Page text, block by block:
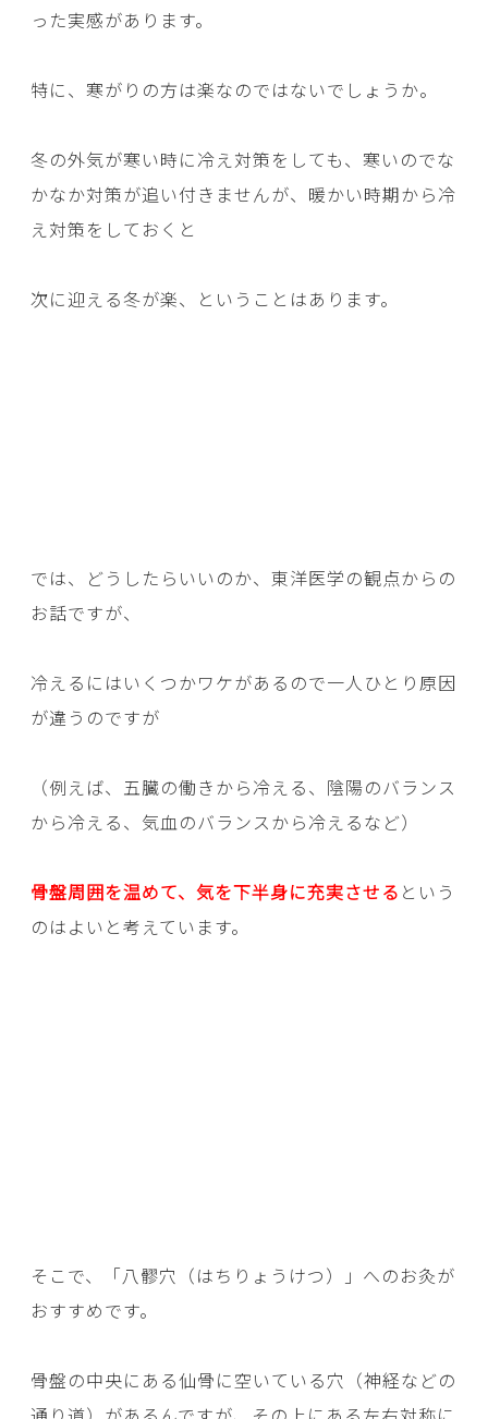
った実感があります。
特に、寒がりの方は楽なのではないでしょうか。
冬の外気が寒い時に冷え対策をしても、寒いのでな
かなか対策が追い付きませんが、暖かい時期から冷
え対策をしておくと
次に迎える冬が楽、ということはあります。
では、どうしたらいいのか、東洋医学の観点からの
お話ですが、
冷えるにはいくつかワケがあるので一人ひとり原因
が違うのですが
（例えば、五臓の働きから冷える、陰陽のバランス
から冷える、気血のバランスから冷えるなど）
骨盤周囲を温めて、気を下半身に充実させる という
のはよいと考えています。
そこで、「八髎穴（はちりょうけつ）」へのお灸が
おすすめです。
骨盤の中央にある仙骨に空いている穴（神経などの